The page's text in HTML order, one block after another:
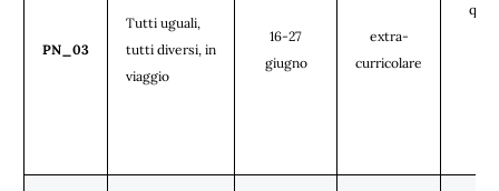
PN_03
Tutti uguali,
tutti diversi, in
viaggio
16-27
giugno
extra-
curricolare